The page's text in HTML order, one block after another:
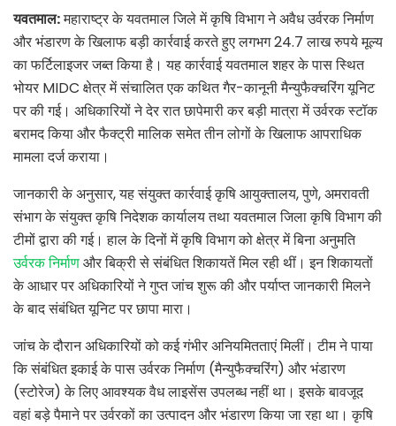
यवतमाल:महाराष्ट्र के यवतमाल जिले में कृषि विभाग ने अवैध उर्वरक निर्माण
और भंडारण के खिलाफ बड़ी कार्रवाई करते हुए लगभग 24.7 लाख रुपये मूल्य
का फर्टिलाइजर जब्त किया है। यह कार्रवाई यवतमाल शहर के पास स्थित
भोयर MIDC क्षेत्र में संचालित एक कथित गैर-कानूनी मैन्युफैक्चरिंग यूनिट
पर की गई। अधिकारियों ने देर रात छापेमारी कर बड़ी मात्रा में उर्वरक स्टॉक
बरामद किया और फैक्ट्री मालिक समेत तीन लोगों के खिलाफ आपराधिक
मामला दर्ज कराया।
जानकारी के अनुसार, यह संयुक्त कार्रवाई कृषि आयुक्तालय, पुणे, अमरावती
संभाग के संयुक्त कृषि निदेशक कार्यालय तथा यवतमाल जिला कृषि विभाग की
टीमों द्वारा की गई। हाल के दिनों में कृषि विभाग को क्षेत्र में बिना अनुमति
उर्वरक निर्माणऔर बिक्री से संबंधित शिकायतें मिल रही थीं। इन शिकायतों
के आधार पर अधिकारियों ने गुप्त जांच शुरू की और पर्याप्त जानकारी मिलने
के बाद संबंधित यूनिट पर छापा मारा।
जांच के दौरान अधिकारियों को कई गंभीर अनियमितताएं मिलीं। टीम ने पाया
कि संबंधित इकाई के पास उर्वरक निर्माण (मैन्युफैक्चरिंग) और भंडारण
(स्टोरेज) के लिए आवश्यक वैध लाइसेंस उपलब्ध नहीं था। इसके बावजूद
वहां बड़े पैमाने पर उर्वरकों का उत्पादन और भंडारण किया जा रहा था। कृषि